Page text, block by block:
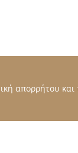
απορρήτου